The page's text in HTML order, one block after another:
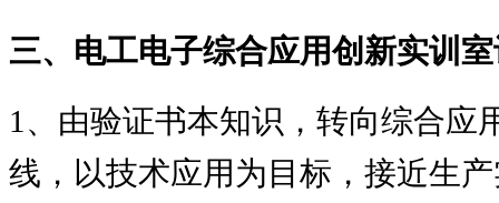
三、电工电子综合应用创新实训
1 、由验证书本知识，转向综合应
线，以技术应用为目标，接近生